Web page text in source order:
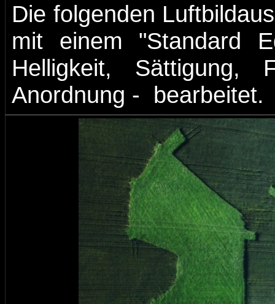
Die folgenden
mit einem "Standard
Helligkeit, Sättigung,
Anordnung - bearbeitet.